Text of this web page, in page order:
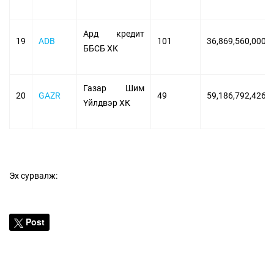
19 ADB
Ард кредит
ББСБ ХК
101 36,869,560,000
20 GAZR
Газар Шим
Үйлдвэр ХК
49 59,186,792,426
Эх сурвалж:
Post